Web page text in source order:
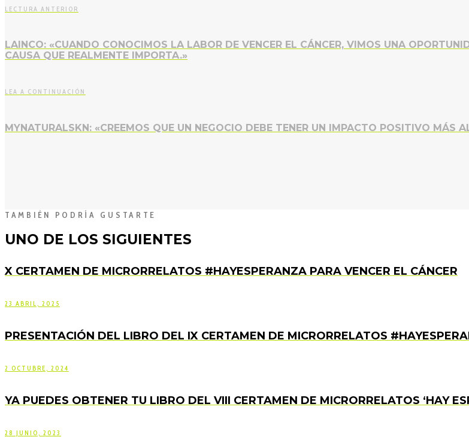
LECTURA ANTERIOR
LAINCO: «CUANDO CONOCIMOS LA LABOR DE VENCER EL CÁNCER, VIMOS UNA
CAUSA QUE REALMENTE IMPORTA.»
LEA A CONTINUACIÓN
MYNATURALSKN: «CREEMOS QUE UN NEGOCIO DEBE TENER UN IMPACTO POSITIVO MÁS
TAMBIÉN PODRÍA GUSTARTE
UNO DE LOS SIGUIENTES
X CERTAMEN DE MICRORRELATOS #HAYESPERANZA PARA VENCER EL CÁNCER
23 ABRIL, 2025
PRESENTACIÓN DEL LIBRO DEL IX CERTAMEN DE MICRORRELATOS
2 OCTUBRE, 2024
YA PUEDES OBTENER TU LIBRO DEL VIII CERTAMEN DE MICRORRELATOS ‘HAY
28 JUNIO, 2023